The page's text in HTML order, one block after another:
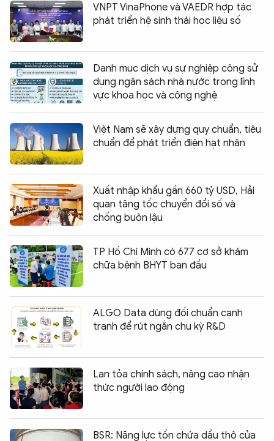
VNPT VinaPhone và VAEDR hợp tác
phát triển hệ sinh thái học liệu số
Danh mục dịch vụ sự nghiệp công sử
dụng ngân sách nhà nước trong lĩnh
vực khoa học và công nghệ
Việt Nam sẽ xây dựng quy chuẩn, tiêu
chuẩn để phát triển điện hạt nhân
Xuất nhập khẩu gần 660 tỷ USD, Hải
quan tăng tốc chuyển đổi số và
chống buôn lậu
TP Hồ Chí Minh có 677 cơ sở khám
chữa bệnh BHYT ban đầu
ALGO Data dùng đối chuẩn cạnh
tranh để rút ngắn chu kỳ R&D
Lan tỏa chính sách, nâng cao nhận
thức người lao động
BSR: Năng lực tồn chứa dầu thô của